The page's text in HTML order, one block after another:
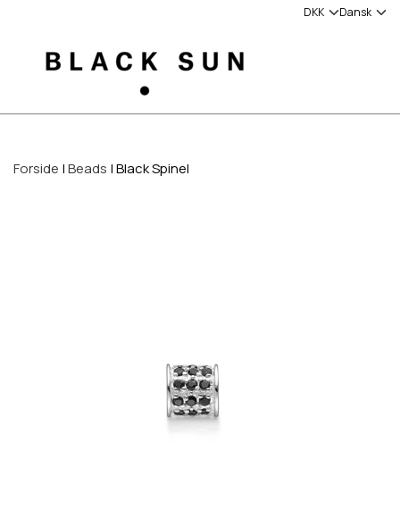
Forside Beads Black Spinel